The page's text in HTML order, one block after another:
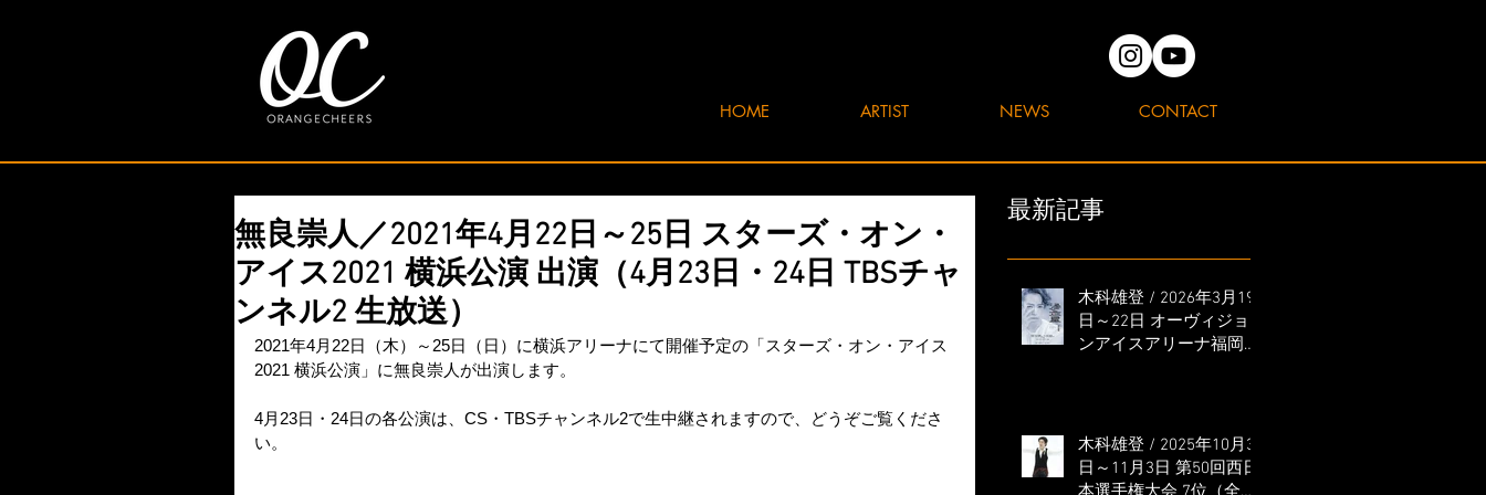
HOME ARTIST NEWS CONTACT
無良崇人／2021年4月22日～25日 スターズ・オン・
アイス2021 横浜公演 出演（4月23日・24日 TBSチャ
ンネル2 生放送）
2021年4月22日（木）～25日（日）に横浜アリーナにて開催予定の「スターズ・オン・アイス
2021 横浜公演」に無良崇人が出演します。
4月23日・24日の各公演は、CS・TBSチャンネル2で生中継されますので、どうぞご覧くださ
い。
最新記事
木科雄登 / 2026年3月19
日～22日 オーヴィジョ
ンアイスアリーナ福岡
木科雄登 / 2025年10月31
日～11月3日 第50回西日